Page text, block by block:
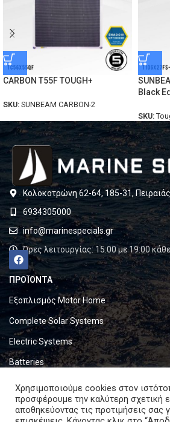
CARBON T55F TOUGH+
SKU: SUNBEAM CARBON-2
Black
SKU:
Κολοκοτρώνη 62-64, 185-31, Πειραιάς
6934305000
info@marinespecials.gr
Ώρες λειτουργίας: 15:00 με 19:00
ΠΡΟΪΟΝΤΑ
Εξοπλισμός Motor Home
Complete Solar Systems
Electric Systems
Batteries
Set & Fold Solar Panels
Marine Equipment
Χρησιμοποιούμε cookies στον
προσφέρουμε την καλύτερη σχετική
αποθηκεύοντας τις προτιμήσεις σας